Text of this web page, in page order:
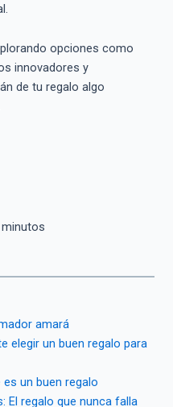
opciones como
innovadores y
de tu regalo algo
amará
elegir un buen regalo para
un buen regalo
El regalo que nunca falla